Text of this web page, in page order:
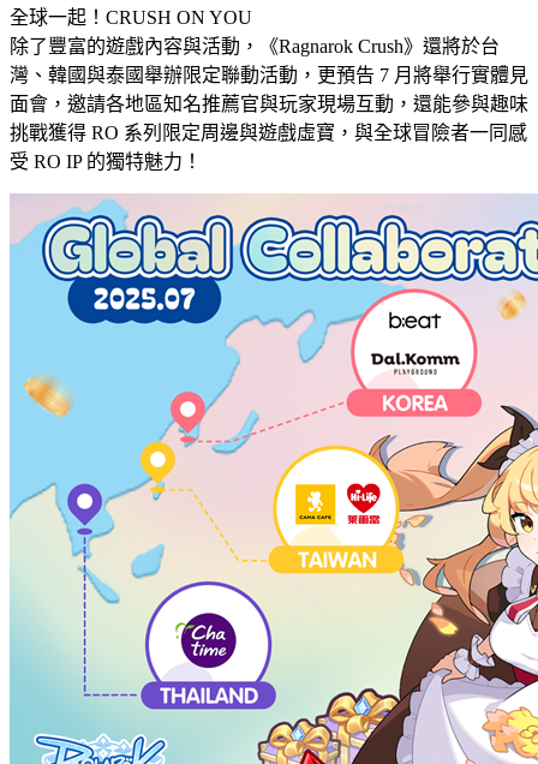
全球一起！CRUSH ON YOU
除了豐富的遊戲內容與活動，《Ragnarok Crush》還將於台
灣、韓國與泰國舉辦限定聯動活動，更預告 7 月將舉行實體見
面會，邀請各地區知名推薦官與玩家現場互動，還能參與趣味
挑戰獲得 RO 系列限定周邊與遊戲虛寶，與全球冒險者一同感
受 RO IP 的獨特魅力！